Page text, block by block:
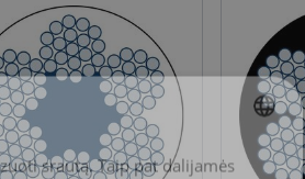
LITHUANIAN
srautą. Taip pat dalijamės